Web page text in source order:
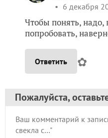
6 декабря
Чтобы понять, надо,
попробовать,
Ответить ✿
Пожалуйста,